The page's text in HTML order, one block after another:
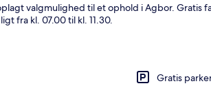
valgmulighed til et ophold i Agbor. Gratis
fra kl. 07.00 til kl. 11.30.
Gratis